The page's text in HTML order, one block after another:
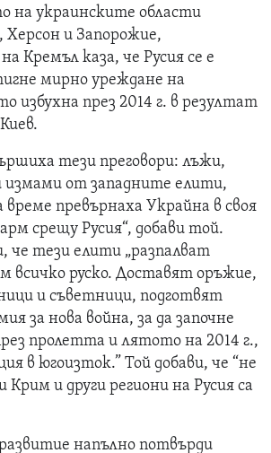
на украинските области
Херсон и Запорожие,
Кремъл каза, че Русия се е
мирно уреждане на
избухна през 2014 г. в резултат
тези преговори: лъжи,
измами от западните елити,
превърнаха Украйна в своя
срещу Русия“, добави той.
че тези елити „разпалват
всичко руско. Доставят оръжие,
и съветници, подготвят
за нова война, за да започне
пролетта и лятото на 2014 г.,
в югоизток.” Той добави, че “не
Крим и други региони на Русия са
напълно потвърди